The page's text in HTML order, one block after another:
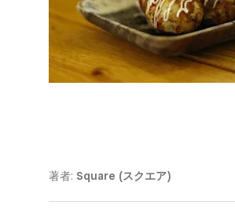
著者: Square (スクエア)